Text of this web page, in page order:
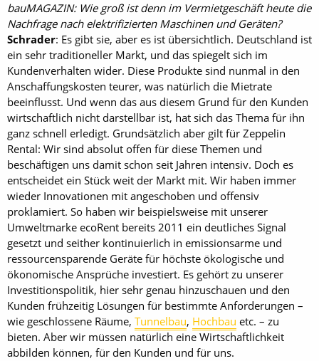
bauMAGAZIN: Wie groß ist denn im Vermietgeschäft heute die
Nachfrage nach elektrifizierten Maschinen und Geräten?
Schrader: Es gibt sie, aber es ist übersichtlich. Deutschland ist
ein sehr traditioneller Markt, und das spiegelt sich im
Kundenverhalten wider. Diese Produkte sind nunmal in den
Anschaffungskosten teurer, was natürlich die Mietrate
beeinflusst. Und wenn das aus diesem Grund für den Kunden
wirtschaftlich nicht darstellbar ist, hat sich das Thema für ihn
ganz schnell erledigt. Grundsätzlich aber gilt für Zeppelin
Rental: Wir sind absolut offen für diese Themen und
beschäftigen uns damit schon seit Jahren intensiv. Doch es
entscheidet ein Stück weit der Markt mit. Wir haben immer
wieder Innovationen mit angeschoben und offensiv
proklamiert. So haben wir beispielsweise mit unserer
Umweltmarke ecoRent bereits 2011 ein deutliches Signal
gesetzt und seither kontinuierlich in emissionsarme und
ressourcensparende Geräte für höchste ökologische und
ökonomische Ansprüche investiert. Es gehört zu unserer
Investitionspolitik, hier sehr genau hinzuschauen und den
Kunden frühzeitig Lösungen für bestimmte Anforderungen –
wie geschlossene Räume, Tunnelbau, Hochbau etc. – zu
bieten. Aber wir müssen natürlich eine Wirtschaftlichkeit
abbilden können, für den Kunden und für uns.